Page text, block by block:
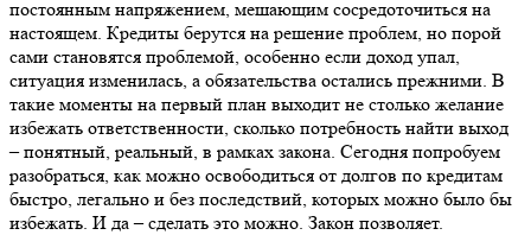
постоянным напряжением, мешающим сосредоточиться на
настоящем. Кредиты берутся на решение проблем, но порой
сами становятся проблемой, особенно если доход упал,
ситуация изменилась, а обязательства остались прежними. В
такие моменты на первый план выходит не столько желание
избежать ответственности, сколько потребность найти выход
– понятный, реальный, в рамках закона. Сегодня попробуем
разобраться, как можно освободиться от долгов по кредитам
быстро, легально и без последствий, которых можно было бы
избежать. И да – сделать это можно. Закон позволяет.